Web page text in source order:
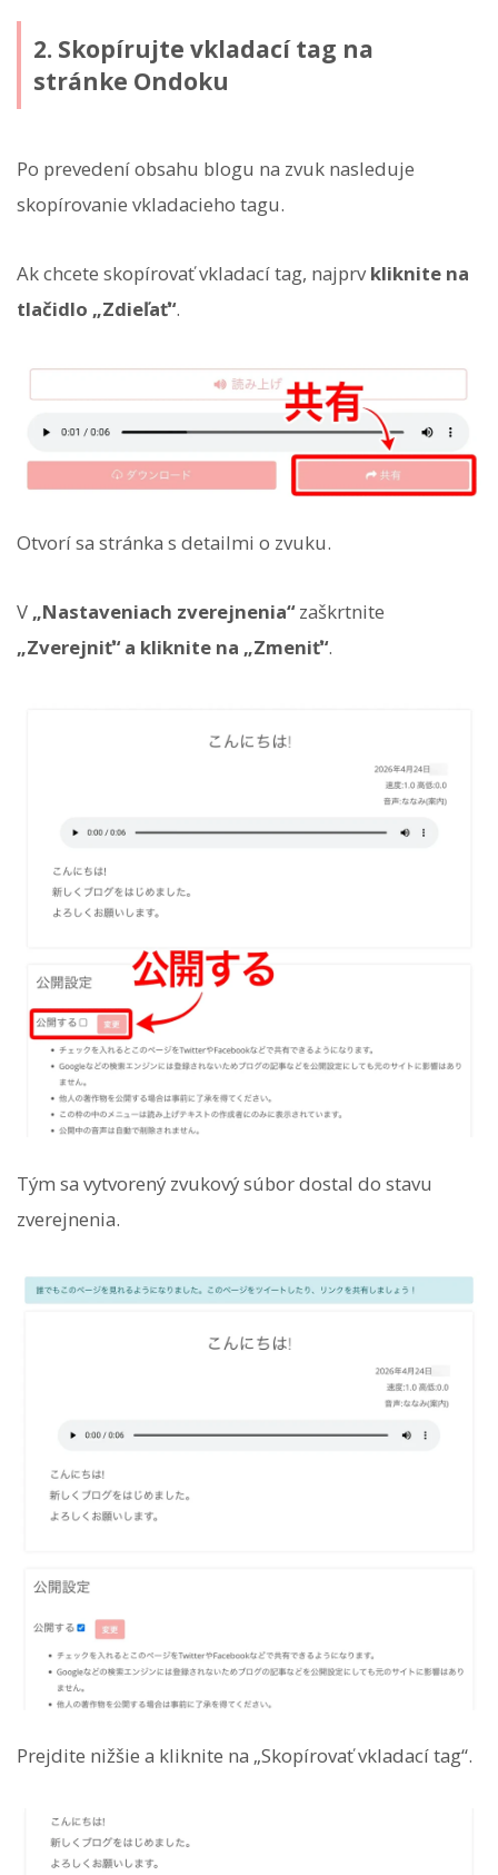
2. Skopírujte vkladací tag na
stránke Ondoku
Po prevedení obsahu blogu na zvuk nasleduje
skopírovanie vkladacieho tagu.
Ak chcete skopírovať vkladací tag, najprvkliknite na
tlačidlo „Zdieľať“.
Otvorí sa stránka s detailmi o zvuku.
V „Nastaveniach zverejnenia“zaškrtnite
„Zverejniť“ a kliknite na „Zmeniť“.
Tým sa vytvorený zvukový súbor dostal do stavu
zverejnenia.
Prejdite nižšie a kliknite na „Skopírovať vkladací tag“.